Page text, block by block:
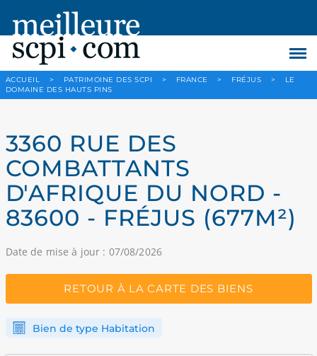
ACCUEIL > PATRIMOINE DES SCPI > FRANCE > FRÉJUS >
LE
DOMAINE DES HAUTS PINS
3360 RUE DES
COMBATTANTS
D'AFRIQUE DU NORD -
83600 - FRÉJUS (677M²)
Date de mise à jour : 07/08/2026
RETOUR À LA CARTE DES BIENS
Bien de type Habitation